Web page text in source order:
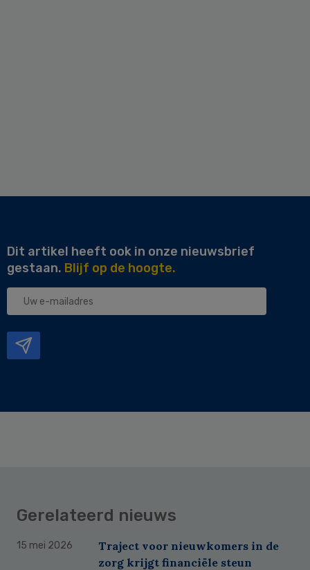
Dit artikel heeft ook in onze nieuwsbrief
gestaan. Blijf op de hoogte.
Uw
Gerelateerd nieuws
15 mei 2026
Traject voor nieuwkomers in de
zorg krijgt financiële steun